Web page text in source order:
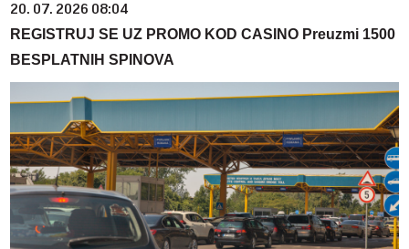
20. 07. 2026 08:04
REGISTRUJ SE UZ PROMO KOD CASINO Preuzmi 1500
BESPLATNIH SPINOVA